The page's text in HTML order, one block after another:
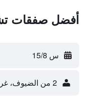
أفضل صفقات
س 15/8
2 من الضيوف، غرفة واحدة